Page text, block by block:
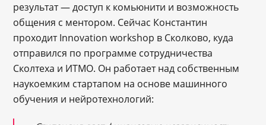
результат ― доступ к комьюнити и возможность
общения с ментором. Сейчас Константин
проходит Innovation workshop в Сколково, куда
отправился по программе сотрудничества
Сколтеха и ИТМО. Он работает над собственным
наукоемким стартапом на основе машинного
обучения и нейротехнологий: